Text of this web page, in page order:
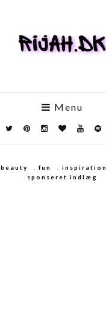
Menu
beauty , fun , inspiration
sponseret indlæg